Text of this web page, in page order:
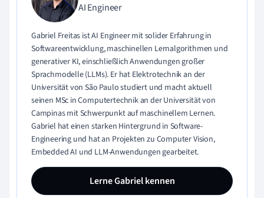
AI Engineer
Gabriel Freitas ist AI Engineer mit solider Erfahrung in
Softwareentwicklung, maschinellen Lernalgorithmen und
generativer KI, einschließlich Anwendungen großer
Sprachmodelle (LLMs). Er hat Elektrotechnik an der
Universität von São Paulo studiert und macht aktuell
seinen MSc in Computertechnik an der Universität von
Campinas mit Schwerpunkt auf maschinellem Lernen.
Gabriel hat einen starken Hintergrund in Software-
Engineering und hat an Projekten zu Computer Vision,
Embedded AI und LLM-Anwendungen gearbeitet.
Lerne Gabriel kennen